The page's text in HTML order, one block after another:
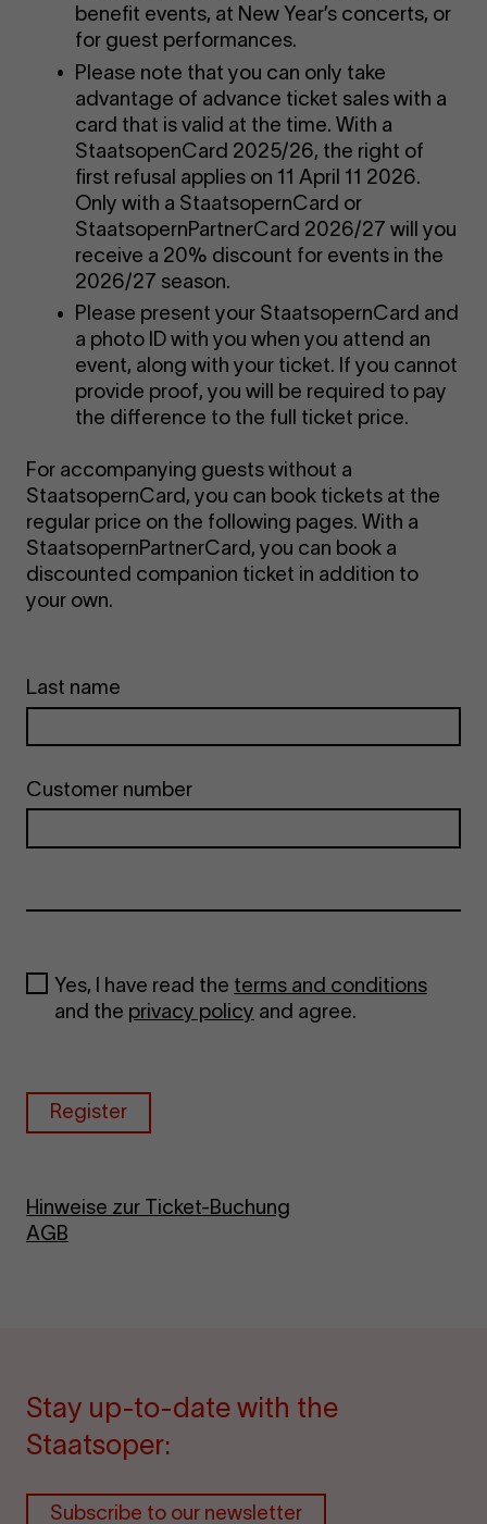
benefit events, at New Year’s concerts, or
for guest performances.
Please note that you can only take
advantage of advance ticket sales with a
card that is valid at the time. With a
StaatsopenCard 2025/26, the right of
first refusal applies on 11 April 11 2026.
Only with a StaatsopernCard or
StaatsopernPartnerCard 2026/27 will you
receive a 20% discount for events in the
2026/27 season.
Please present your StaatsopernCard and
a photo ID with you when you attend an
event, along with your ticket. If you cannot
provide proof, you will be required to pay
the difference to the full ticket price.
For accompanying guests without a
StaatsopernCard, you can book tickets at the
regular price on the following pages. With a
StaatsopernPartnerCard, you can book a
discounted companion ticket in addition to
your own.
Last name
Customer number
Yes, I have read the terms and conditions
and the privacy policy and agree.
Register
Hinweise zur Ticket-Buchung
AGB
Stay up-to-date with the
Staatsoper:
Subscribe to our newsletter